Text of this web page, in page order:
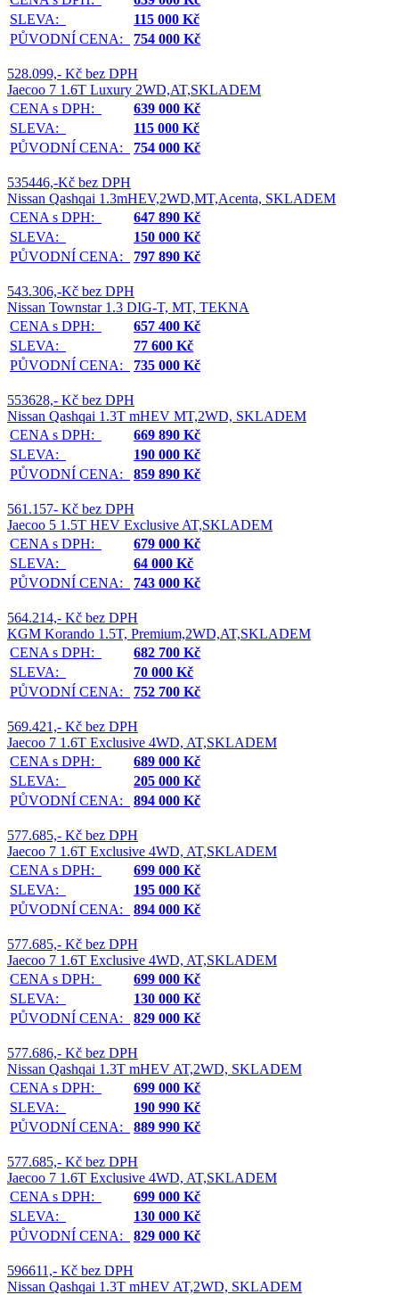
SLEVA:
115 000 Kč
PŮVODNÍ CENA:
754 000 Kč
528.099,- Kč bez DPH
Jaecoo 7 1.6T Luxury 2WD,AT,SKLADEM
CENA s DPH:
639 000 Kč
SLEVA:
115 000 Kč
PŮVODNÍ CENA:
754 000 Kč
535446,-Kč bez DPH
Nissan Qashqai 1.3mHEV,2WD,MT,Acenta, SKLADEM
CENA s DPH:
647 890 Kč
SLEVA:
150 000 Kč
PŮVODNÍ CENA:
797 890 Kč
543.306,-Kč bez DPH
Nissan Townstar 1.3 DIG-T, MT, TEKNA
CENA s DPH:
657 400 Kč
SLEVA:
77 600 Kč
PŮVODNÍ CENA:
735 000 Kč
553628,- Kč bez DPH
Nissan Qashqai 1.3T mHEV MT,2WD, SKLADEM
CENA s DPH:
669 890 Kč
SLEVA:
190 000 Kč
PŮVODNÍ CENA:
859 890 Kč
561.157- Kč bez DPH
Jaecoo 5 1.5T HEV Exclusive AT,SKLADEM
CENA s DPH:
679 000 Kč
SLEVA:
64 000 Kč
PŮVODNÍ CENA:
743 000 Kč
564.214,- Kč bez DPH
KGM Korando 1.5T, Premium,2WD,AT,SKLADEM
CENA s DPH:
682 700 Kč
SLEVA:
70 000 Kč
PŮVODNÍ CENA:
752 700 Kč
569.421,- Kč bez DPH
Jaecoo 7 1.6T Exclusive 4WD, AT,SKLADEM
CENA s DPH:
689 000 Kč
SLEVA:
205 000 Kč
PŮVODNÍ CENA:
894 000 Kč
577.685,- Kč bez DPH
Jaecoo 7 1.6T Exclusive 4WD, AT,SKLADEM
CENA s DPH:
699 000 Kč
SLEVA:
195 000 Kč
PŮVODNÍ CENA:
894 000 Kč
577.685,- Kč bez DPH
Jaecoo 7 1.6T Exclusive 4WD, AT,SKLADEM
CENA s DPH:
699 000 Kč
SLEVA:
130 000 Kč
PŮVODNÍ CENA:
829 000 Kč
577.686,- Kč bez DPH
Nissan Qashqai 1.3T mHEV AT,2WD, SKLADEM
CENA s DPH:
699 000 Kč
SLEVA:
190 990 Kč
PŮVODNÍ CENA:
889 990 Kč
577.685,- Kč bez DPH
Jaecoo 7 1.6T Exclusive 4WD, AT,SKLADEM
CENA s DPH:
699 000 Kč
SLEVA:
130 000 Kč
PŮVODNÍ CENA:
829 000 Kč
596611,- Kč bez DPH
Nissan Qashqai 1.3T mHEV AT,2WD, SKLADEM